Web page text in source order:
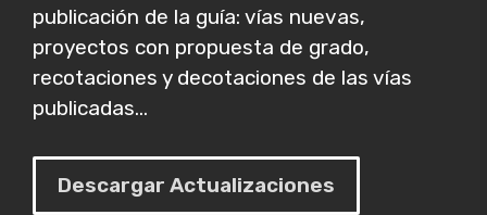
publicación de la guía: vías nuevas,
proyectos con propuesta de grado,
recotaciones y decotaciones de las vías
publicadas...
Descargar Actualizaciones